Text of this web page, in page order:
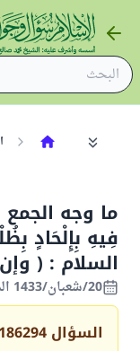
ما وجه
فِيهِ بِإِلْحَادٍ
السلام : (
20/شعبان/1433 الموافق 10/يوليو/2012
السؤال 186294